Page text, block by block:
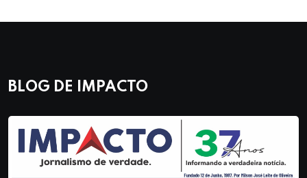
BLOG DE IMPACTO